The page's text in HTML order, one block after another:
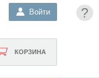
?
Войти
КОРЗИНА